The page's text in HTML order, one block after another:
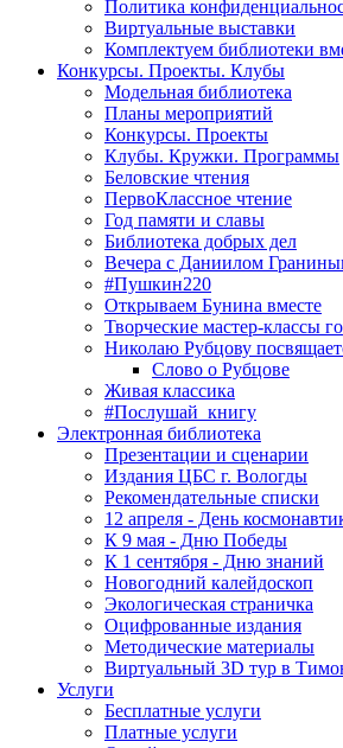
Политика
Виртуальные выставки
Комплектуем библиотеки
Конкурсы. Проекты. Клубы
Модельная библиотека
Планы мероприятий
Конкурсы. Проекты
Клубы. Кружки. Программы
Беловские чтения
ПервоКлассное чтение
Год памяти и славы
Библиотека добрых дел
Вечера с Даниилом
#Пушкин220
Открываем Бунина вместе
Творческие мастер-классы
Николаю Рубцову
Слово о Рубцове
Живая классика
#Послушай_книгу
Электронная библиотека
Презентации и сценарии
Издания ЦБС г. Вологды
Рекомендательные списки
12 апреля - День
К 9 мая - Дню Победы
К 1 сентября - Дню знаний
Новогодний калейдоскоп
Экологическая страничка
Оцифрованные издания
Методические материалы
Виртуальный 3D тур в
Услуги
Бесплатные услуги
Платные услуги